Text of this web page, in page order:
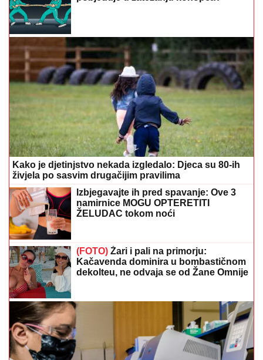
Kako je djetinjstvo nekada izgledalo: Djeca su 80-ih
živjela po sasvim drugačijim pravilima
Izbjegavajte ih pred spavanje: Ove 3
namirnice MOGU OPTERETITI
ŽELUDAC tokom noći
(FOTO) Žari i pali na primorju:
Kačavenda dominira u bombastičnom
dekolteu, ne odvaja se od Žane Omnije